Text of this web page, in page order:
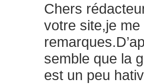
Chers
votre site,je
semble que la
est un peu